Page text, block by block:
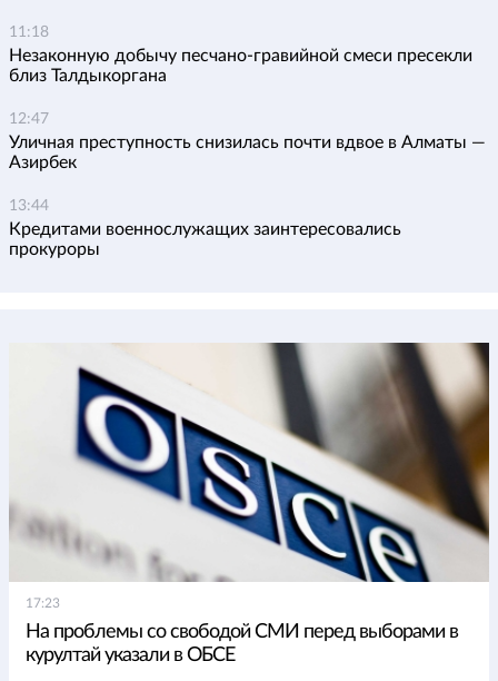
11:18
Незаконную добычу песчано-гравийной смеси пресекли
близ Талдыкоргана
12:47
Уличная преступность снизилась почти вдвое в Алматы —
Азирбек
13:44
Кредитами военнослужащих заинтересовались
прокуроры
17:23
На проблемы со свободой СМИ перед выборами в
курултай указали в ОБСЕ